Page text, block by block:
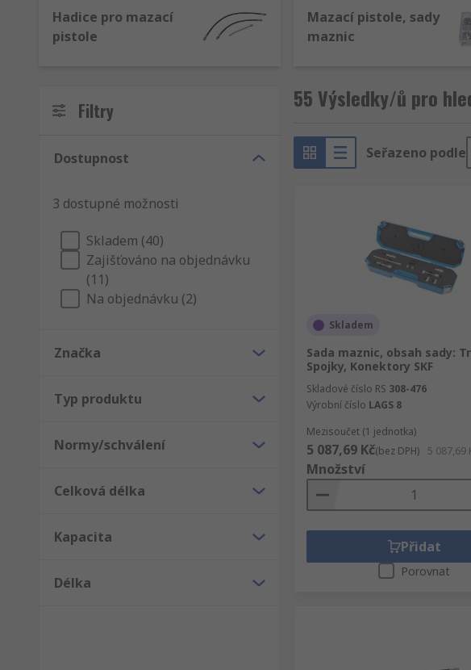
Hadice pro mazací
pistole
Mazací pistole, sady
maznic
Filtry
Dostupnost
3 dostupné možnosti
Skladem (40)
Zajišťováno na objednávku
(11)
Na objednávku (2)
Značka
Typ produktu
Normy/schválení
Celková délka
Kapacita
Délka
55 Výsledky/ů pro
Seřazeno podle
Skladem
Sada maznic, obsah sady:
Spojky, Konektory SKF
Skladové číslo RS 308-476
Výrobní číslo LAGS 8
Mezisoučet (1 jednotka)
5 087,69 Kč(bez DPH) 5 087,69
Množství
Přidat
Porovnat